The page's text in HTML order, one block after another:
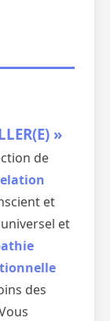
»
de
et
et
des